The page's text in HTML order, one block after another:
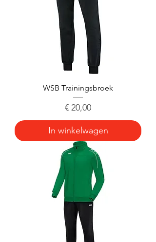
WSB Trainingsbroek
Prijs
€ 20,00
In winkelwagen